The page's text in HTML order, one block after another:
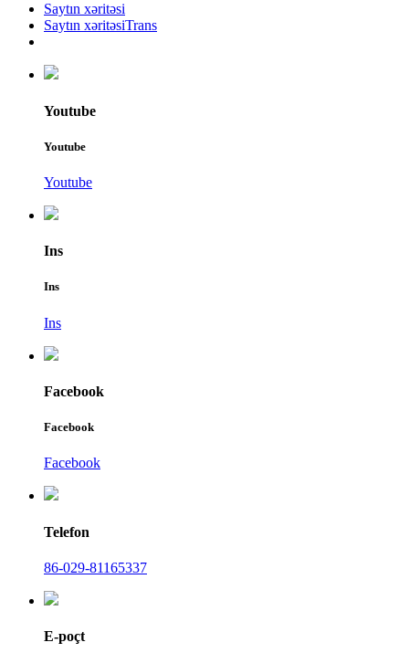
Saytın xəritəsi
Saytın xəritəsiTrans
Youtube
Youtube
Youtube
Ins
Ins
Ins
Facebook
Facebook
Facebook
Telefon
86-029-81165337
E-poçt